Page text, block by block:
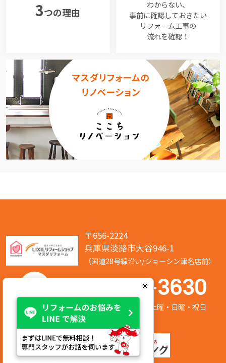
3つの理由
わからない、
事前に確認しておきたい
リフォーム工事の
流れを確認！
〒656-2224
兵庫県淡路市大谷946-1
（国道28号線沿い/ジョーシン津名店前）
050-7586-3630
営業時間:8:00～17:00 定休日:第2/第4土曜・日曜・祝日
×